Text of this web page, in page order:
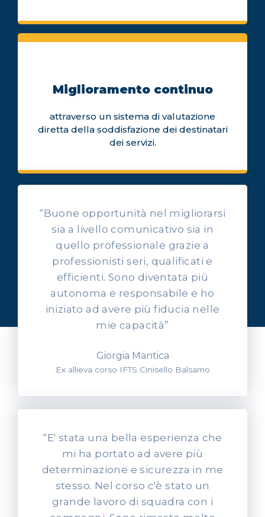
Miglioramento continuo
attraverso un sistema di valutazione
diretta della soddisfazione dei destinatari
dei servizi.
OPINIONI DEI NOSTRI ALLIEVI
Ascolta l'esperienza dei
nostri allievi
“Buone opportunità nel migliorarsi
sia a livello comunicativo sia in
quello professionale grazie a
professionisti seri, qualificati e
efficienti. Sono diventata più
autonoma e responsabile e ho
iniziato ad avere più fiducia nelle
mie capacità”
Giorgia Mantica
Ex allieva corso IFTS Cinisello Balsamo
“E' stata una bella esperienza che
mi ha portato ad avere più
determinazione e sicurezza in me
stesso. Nel corso c'è stato un
grande lavoro di squadra con i